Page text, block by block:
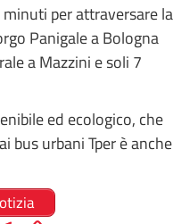
per attraversare la
Panigale a Bologna
a Mazzini e soli 7
ed ecologico, che
bus urbani Tper è anche